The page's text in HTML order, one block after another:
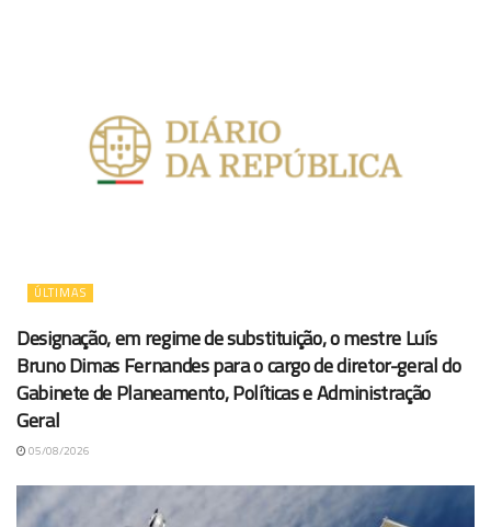
ÚLTIMAS
Designação, em regime de substituição, o mestre Luís
Bruno Dimas Fernandes para o cargo de diretor-geral do
Gabinete de Planeamento, Políticas e Administração
Geral
05/08/2026